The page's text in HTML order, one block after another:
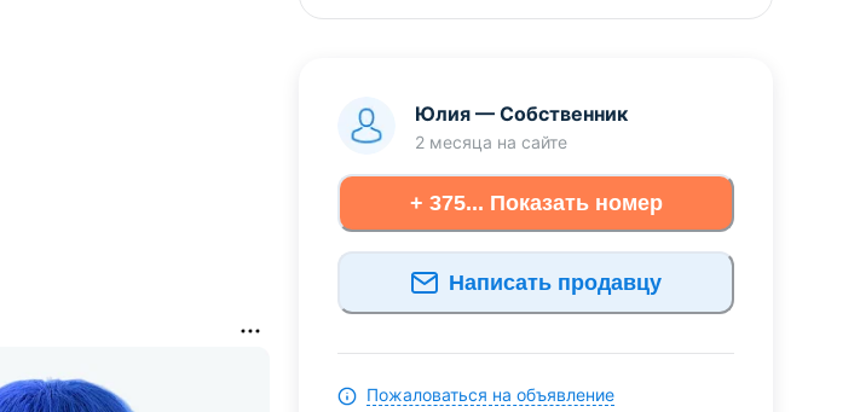
Юлия — Собственник
2 месяца на сайте
+ 375... Показать номер
Написать продавцу
Пожаловаться на объявление